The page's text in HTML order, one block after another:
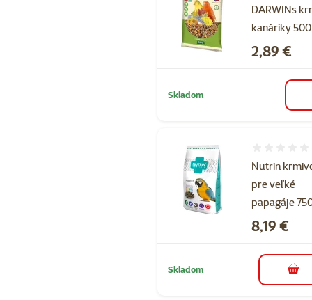
DARWINs
kanáriky
Cena
2,89 €
Skladom
Nutrin
pre veľké
papagáje
Cena
8,19 €
Skladom do